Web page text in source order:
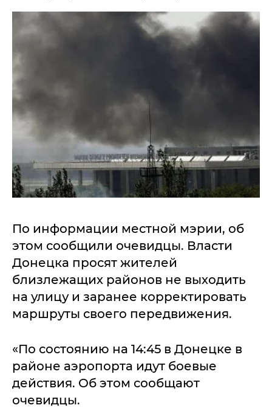
По информации местной мэрии, об
этом сообщили очевидцы. Власти
Донецка просят жителей
близлежащих районов не выходить
на улицу и заранее корректировать
маршруты своего передвижения.
«По состоянию на 14:45 в Донецке в
районе аэропорта идут боевые
действия. Об этом сообщают
очевидцы.